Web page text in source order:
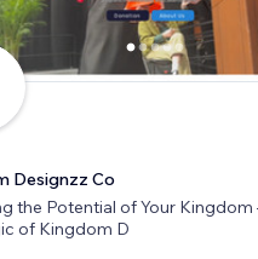
Designzz Co
the Potential of Your Kingdom
of Kingdom D